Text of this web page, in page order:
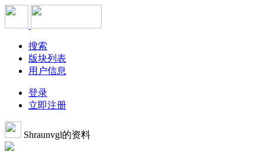
搜索
版块列表
用户信息
登录
立即注册
Shraunvgl的资料